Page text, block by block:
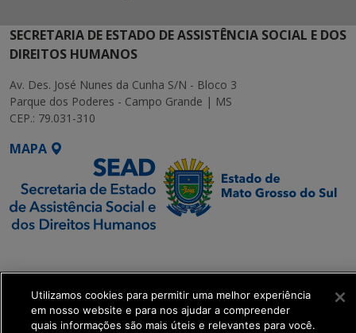
SECRETARIA DE ESTADO DE ASSISTÊNCIA SOCIAL E DOS
DIREITOS HUMANOS
Av. Des. José Nunes da Cunha S/N - Bloco 3
Parque dos Poderes - Campo Grande | MS
CEP.: 79.031-310
MAPA
Executiva de
Transformação Digital
get_footer();
Utilizamos cookies para permitir uma melhor experiência
em nosso website e para nos ajudar a compreender
quais informações são mais úteis e relevantes para você.